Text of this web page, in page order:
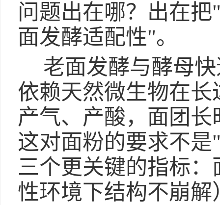
问题出在哪？出在
面发酵适配性"。
老面发酵与酵母
依赖天然微生物在长
产气、产酸，面团
这对面粉的要求不
三个更关键的指标
性环境下结构不崩